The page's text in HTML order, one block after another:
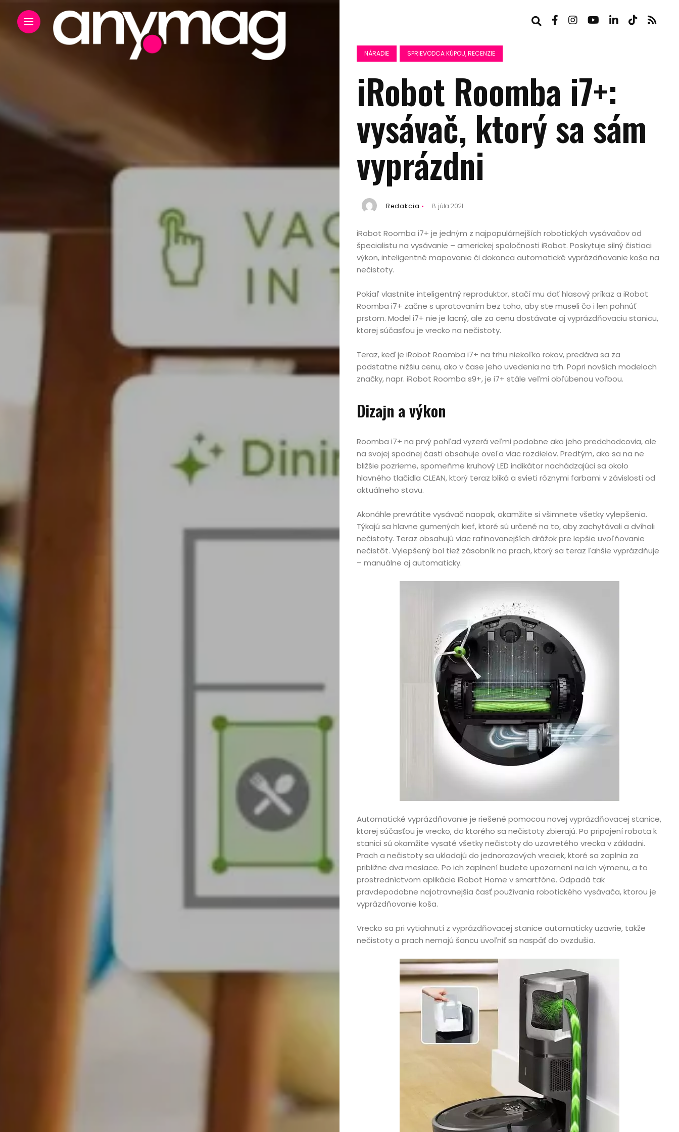
Domov
Automobily,
motorky,
domácnosť
NÁRADIE SPRIEVODCA KÚPOU, RECENZIE
iRobot Roomba i7+:
vysávač, ktorý sa sám
vyprázdni
Redakcia 8. júla 2021
iRobot Roomba i7+ je jedným z najpopulárnejších robotických vysávačov od
špecialistu na vysávanie – americkej spoločnosti iRobot. Poskytuje silný čistiaci
výkon, inteligentné mapovanie či dokonca automatické vyprázdňovanie koša na
nečistoty.
Pokiaľ vlastníte inteligentný reproduktor, stačí mu dať hlasový príkaz a iRobot
Roomba i7+ začne s upratovaním bez toho, aby ste museli čo i len pohnúť
prstom. Model i7+ nie je lacný, ale za cenu dostávate aj vyprázdňovaciu stanicu,
ktorej súčasťou je vrecko na nečistoty.
Teraz, keď je iRobot Roomba i7+ na trhu niekoľko rokov, predáva sa za
podstatne nižšiu cenu, ako v čase jeho uvedenia na trh. Popri novších modeloch
značky, napr. iRobot Roomba s9+, je i7+ stále veľmi obľúbenou voľbou.
Dizajn a výkon
Roomba i7+ na prvý pohľad vyzerá veľmi podobne ako jeho predchodcovia, ale
na svojej spodnej časti obsahuje oveľa viac rozdielov. Predtým, ako sa na ne
bližšie pozrieme, spomeňme kruhový LED indikátor nachádzajúci sa okolo
hlavného tlačidla CLEAN, ktorý teraz bliká a svieti rôznymi farbami v závislosti od
aktuálneho stavu.
Akonáhle prevrátite vysávač naopak, okamžite si všimnete všetky vylepšenia.
Týkajú sa hlavne gumených kief, ktoré sú určené na to, aby zachytávali a dvíhali
nečistoty. Teraz obsahujú viac rafinovanejších drážok pre lepšie uvoľňovanie
nečistôt. Vylepšený bol tiež zásobník na prach, ktorý sa teraz ľahšie vyprázdňuje
– manuálne aj automaticky.
Automatické vyprázdňovanie je riešené pomocou novej vyprázdňovacej stanice,
ktorej súčasťou je vrecko, do ktorého sa nečistoty zbierajú. Po pripojení robota k
stanici sú okamžite vysaté všetky nečistoty do uzavretého vrecka v základni.
Prach a nečistoty sa ukladajú do jednorazových vreciek, ktoré sa zaplnia za
približne dva mesiace. Po ich zaplnení budete upozornení na ich výmenu, a to
prostredníctvom aplikácie iRobot Home v smartfóne. Odpadá tak
pravdepodobne najotravnejšia časť používania robotického vysávača, ktorou je
vyprázdňovanie koša.
Vrecko sa pri vytiahnutí z vyprázdňovacej stanice automaticky uzavrie, takže
nečistoty a prach nemajú šancu uvoľniť sa naspäť do ovzdušia.